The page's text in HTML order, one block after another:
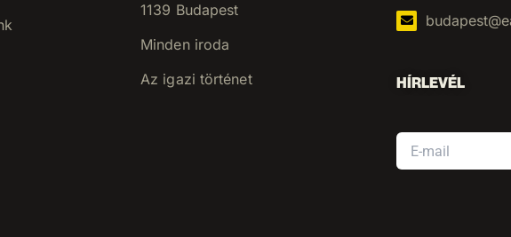
1139 Budapest
Minden iroda
Az igazi történet
HÍRLEVÉL